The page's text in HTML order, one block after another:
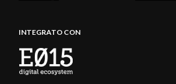
INTEGRATO CON